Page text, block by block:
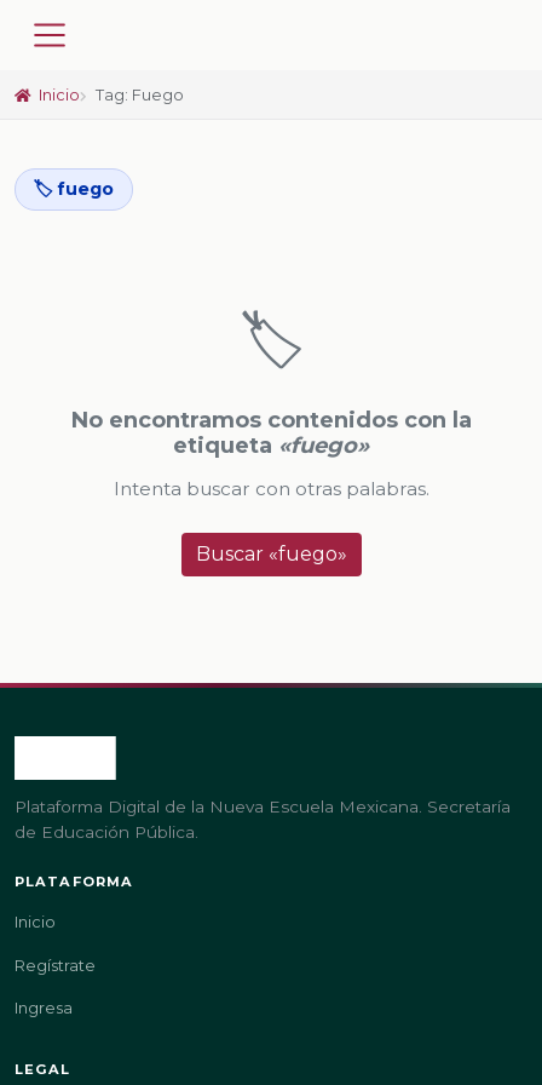
Inicio Tag: Fuego
🏷️ fuego
🏷️
No encontramos contenidos con la
etiqueta «fuego»
Intenta buscar con otras palabras.
Buscar «fuego»
Plataforma Digital de la Nueva Escuela Mexicana. Secretaría
de Educación Pública.
PLATAFORMA
Inicio
Regístrate
Ingresa
LEGAL